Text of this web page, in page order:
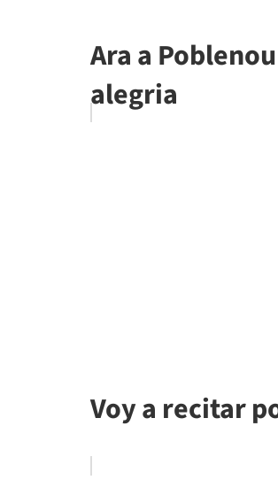
Ara a
alegria
Voy a recitar